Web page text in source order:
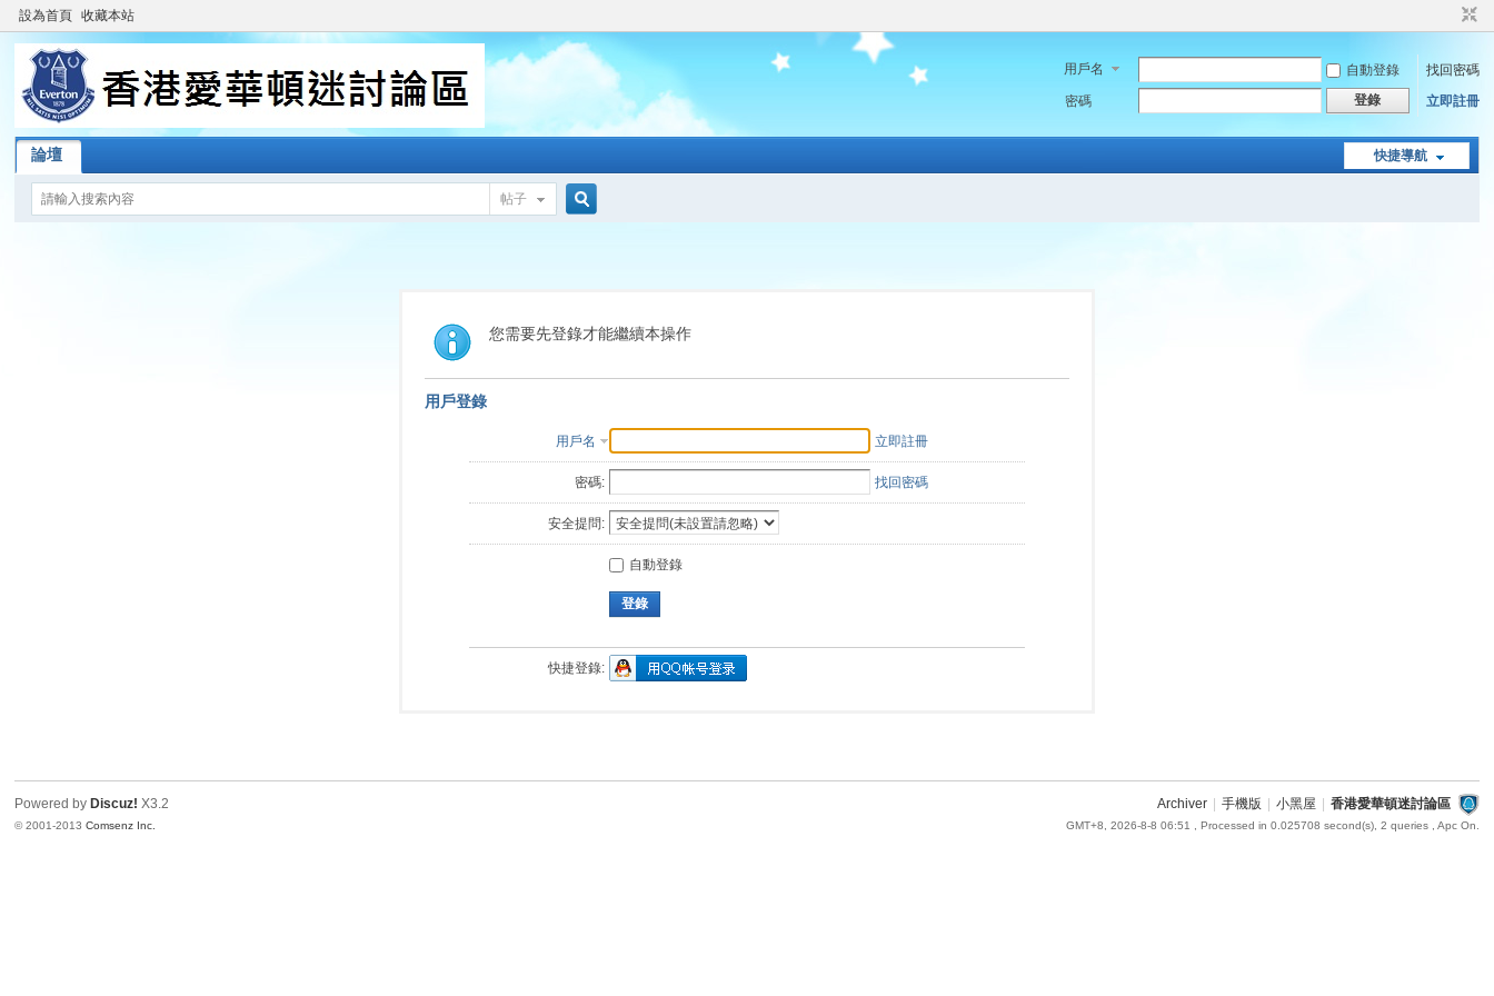
設為首頁 收藏本站
用戶名 自動登錄
找回密碼
密碼
登錄 立即註冊
快捷導航
論壇
帖子
索
您需要先登錄才能繼續本操作
用戶登錄
用戶名 立即註冊
密碼: 找回密碼
安全提問:
自動登錄
登錄
快捷登錄:
Archiver 手機版 小黑屋 香港愛華頓迷討論區
GMT+8, 2026-8-8 06:51 , Processed in 0.025708 second(s), 2 queries , Apc On.
Powered by Discuz! X3.2
© 2001-2013Comsenz Inc.